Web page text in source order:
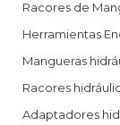
Racores de
Herramientas
Mangueras
Racores
Adaptadores